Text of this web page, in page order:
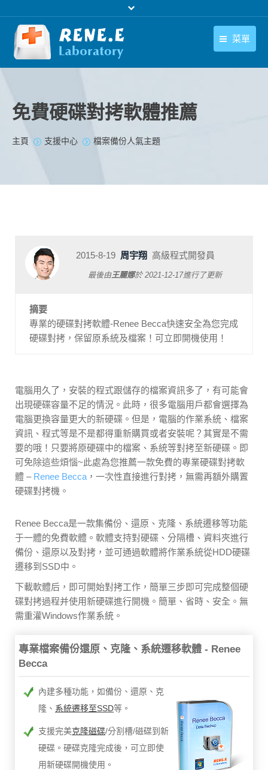
菜單
下載中心
免費硬碟對拷軟體推薦
您在此处：
主頁 支援中心 檔案備份人氣主題
2015-8-19 周宇翔 高級程式開發員
最後由王麗娜於2021-12-17進行了更新
摘要
專業的硬碟對拷軟體-Renee Becca快速安全為您完成
硬碟對拷，保留原系統及檔案！可立即開機使用！
電腦用久了，安裝的程式跟儲存的檔案資訊多了，有可能會
出現硬碟容量不足的情況。此時，很多電腦用戶都會選擇為
電腦更換容量更大的新硬碟。但是，電腦的作業系統、檔案
資訊、程式等是不是都得重新購買或者安裝呢？其實是不需
要的哦！只要將原硬碟中的檔案、系統等對拷至新硬碟。即
可免除這些煩惱~此處為您推薦一款免費的專業硬碟對拷軟
體 – Renee Becca ，一次性直接進行對拷，無需再額外購置
硬碟對拷機。
Renee Becca是一款集備份、還原、克隆、系統遷移等功能
于一體的免費軟體。軟體支持對硬碟、分隔槽、資料夾進行
備份、還原以及對拷，並可通過軟體將作業系統從HDD硬碟
遷移到SSD中。
下載軟體后，即可開始對拷工作，簡單三步即可完成整個硬
碟對拷過程并使用新硬碟進行開機。簡單、省時、安全。無
需重灌Windows作業系統。
專業檔案備份還原、克隆、系統遷移軟體 - Renee
Becca
內建多種功能，如備份、還原、克
隆、 系統遷移至SSD等。
支援完美克隆磁碟/分割槽/磁碟到新
硬碟。硬碟克隆完成後，可立即使
用新硬碟開機使用。